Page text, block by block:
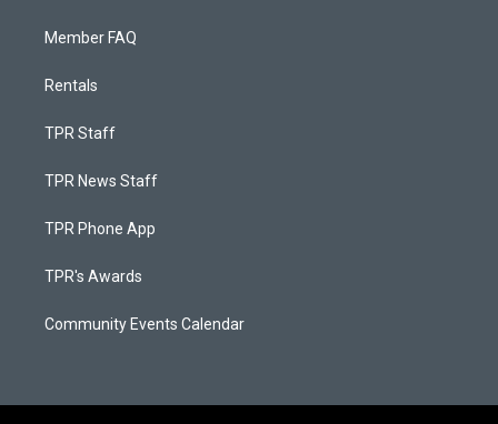
Member FAQ
Rentals
TPR Staff
TPR News Staff
TPR Phone App
TPR's Awards
Community Events Calendar